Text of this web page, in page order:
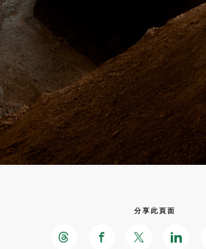
分享此頁面